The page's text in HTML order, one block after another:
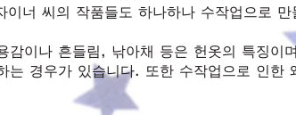
이너 씨의 작품들도 하나하나 수작업으로 만
감이나 흔들림, 낚아채 등은 헌옷의 특징이
는 경우가 있습니다. 또한 수작업으로 인한